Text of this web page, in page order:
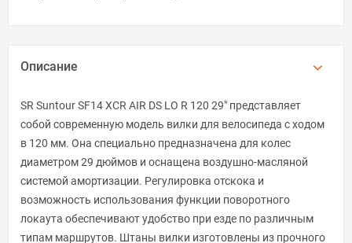
Описание
SR Suntour SF14 XCR AIR DS LO R 120 29" представляет
собой современную модель вилки для велосипеда с ходом
в 120 мм. Она специально предназначена для колес
диаметром 29 дюймов и оснащена воздушно-масляной
системой амортизации. Регулировка отскока и
возможность использования функции поворотного
локаута обеспечивают удобство при езде по различным
типам маршрутов. Штаны вилки изготовлены из прочного